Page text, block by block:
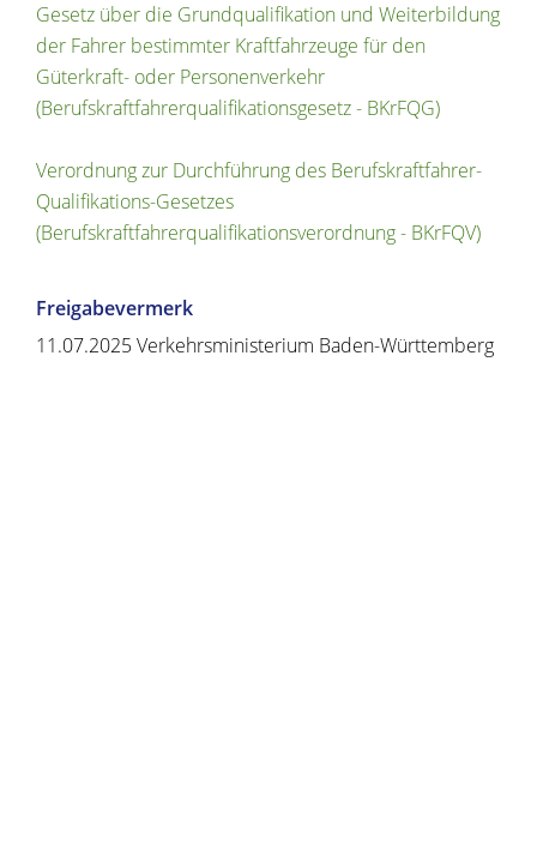
Gesetz über die Grundqualifikation und Weiterbildung
der Fahrer bestimmter Kraftfahrzeuge für den
Güterkraft- oder Personenverkehr
(Berufskraftfahrerqualifikationsgesetz - BKrFQG)
Verordnung zur Durchführung des Berufskraftfahrer-
Qualifikations-Gesetzes
(Berufskraftfahrerqualifikationsverordnung - BKrFQV)
Freigabevermerk
11.07.2025Verkehrsministerium Baden-Württemberg